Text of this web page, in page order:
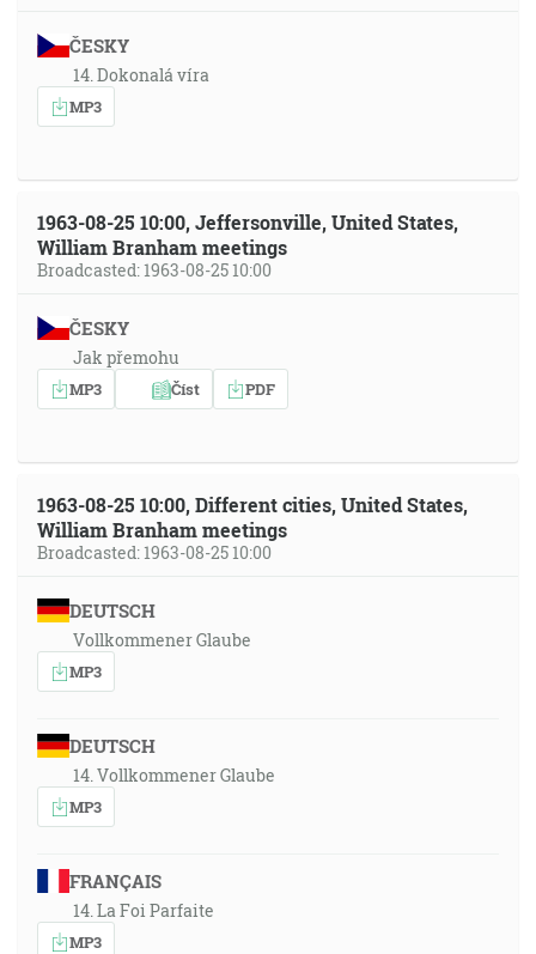
ČESKY
14. Dokonalá víra
MP3
1963-08-25 10:00, Jeffersonville, United States,
William Branham meetings
Broadcasted: 1963-08-25 10:00
ČESKY
Jak přemohu
MP3 Číst PDF
1963-08-25 10:00, Different cities, United States,
William Branham meetings
Broadcasted: 1963-08-25 10:00
DEUTSCH
Vollkommener Glaube
MP3
DEUTSCH
14. Vollkommener Glaube
MP3
FRANÇAIS
14. La Foi Parfaite
MP3